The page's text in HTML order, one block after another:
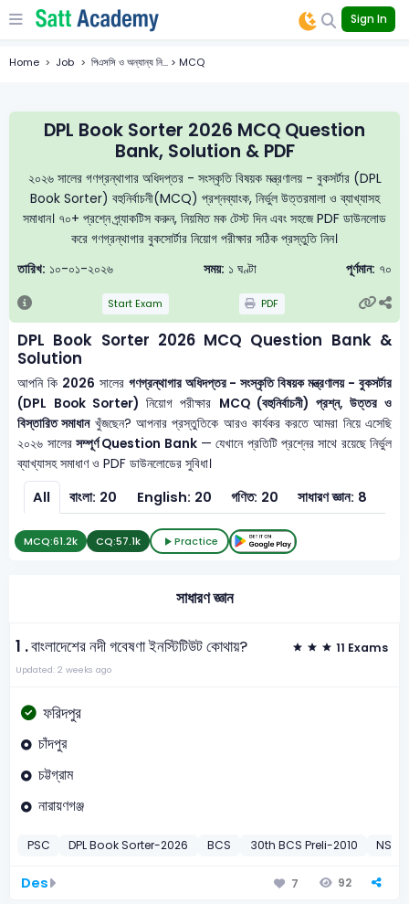
Sign In
Home Job পিএসসি ও অন্যান্য নি... > MCQ
DPL Book Sorter 2026 MCQ Question
Bank, Solution & PDF
২০২৬ সালের গণগ্রন্থাগার অধিদপ্তর - সংস্কৃতি বিষয়ক মন্ত্রণালয় - বুকসর্টার (DPL
Book Sorter) বহুনির্বাচনী(MCQ) প্রশ্নব্যাংক, নির্ভুল উত্তরমালা ও ব্যাখ্যাসহ
সমাধান। ৭০+ প্রশ্নে প্র্যাকটিস করুন, নিয়মিত মক টেস্ট দিন এবং সহজে PDF ডাউনলোড
করে গণগ্রন্থাগার বুকসোর্টার নিয়োগ পরীক্ষার সঠিক প্রস্তুতি নিন।
তারিখ: ১০-০১-২০২৬ সময়: ১ ঘণ্টা পূর্ণমান: ৭০
Start Exam PDF
DPL Book Sorter 2026 MCQ Question Bank &
Solution
আপনি কি 2026 সালের গণগ্রন্থাগার অধিদপ্তর - সংস্কৃতি বিষয়ক মন্ত্রণালয় - বুকসর্টার
(DPL Book Sorter) নিয়োগ পরীক্ষার MCQ (বহুনির্বাচনী) প্রশ্ন, উত্তর ও
বিস্তারিত সমাধানখুঁজছেন? আপনার প্রস্তুতিকে আরও কার্যকর করতে আমরা নিয়ে এসেছি
২০২৬ সালের সম্পূর্ণ Question Bank— যেখানে প্রতিটি প্রশ্নের সাথে রয়েছে নির্ভুল
ব্যাখ্যাসহ সমাধাণ ও PDF ডাউনলোডের সুবিধা।
All বাংলা: 20 English: 20 গণিত: 20 সাধারণ জ্ঞান: 8
MCQ:61.2k CQ:57.1k Practice
সাধারণ জ্ঞান
1 .বাংলাদেশের নদী গবেষণা ইনস্টিটিউট কোথায়? 11 Exams
Updated: 2 weeks ago
ফরিদপুর
চাঁদপুর
চট্টগ্রাম
নারায়ণগঞ্জ
PSC DPL Book Sorter-2026 BCS 30th BCS Preli-2010 NSI
Des 7 92